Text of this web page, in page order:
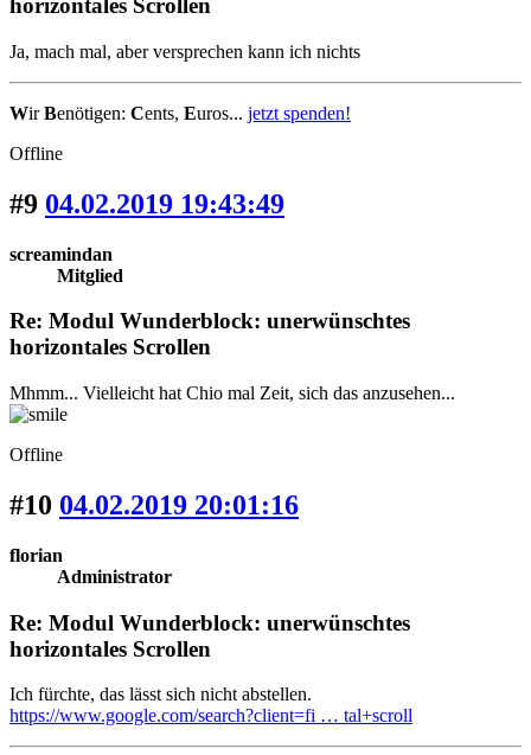
horizontales Scrollen
Ja, mach mal, aber versprechen kann ich nichts
WirBenötigen: Cents, Euros... jetzt spenden!
Offline
#9 04.02.2019 19:43:49
screamindan
Mitglied
Re: Modul Wunderblock: unerwünschtes
horizontales Scrollen
Mhmm... Vielleicht hat Chio mal Zeit, sich das anzusehen...
Offline
#10 04.02.2019 20:01:16
florian
Administrator
Re: Modul Wunderblock: unerwünschtes
horizontales Scrollen
Ich fürchte, das lässt sich nicht abstellen.
https://www.google.com/search?client=fi … tal+scroll